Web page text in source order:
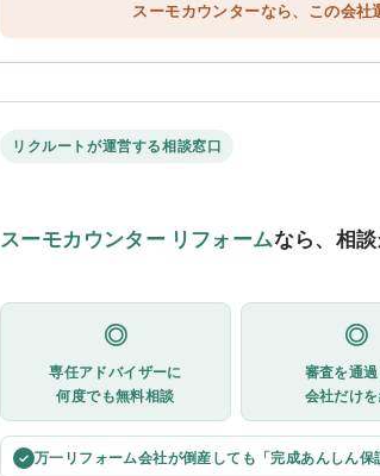
スーモカウンターなら、この会社
リクルートが運営する相談窓口
スーモカウンター リフォームなら、相
◎
専任アドバイザーに
何度でも無料相談
◎
審査を通
会社だけ
✓ 万一リフォーム会社が倒産しても「完成あんしん保